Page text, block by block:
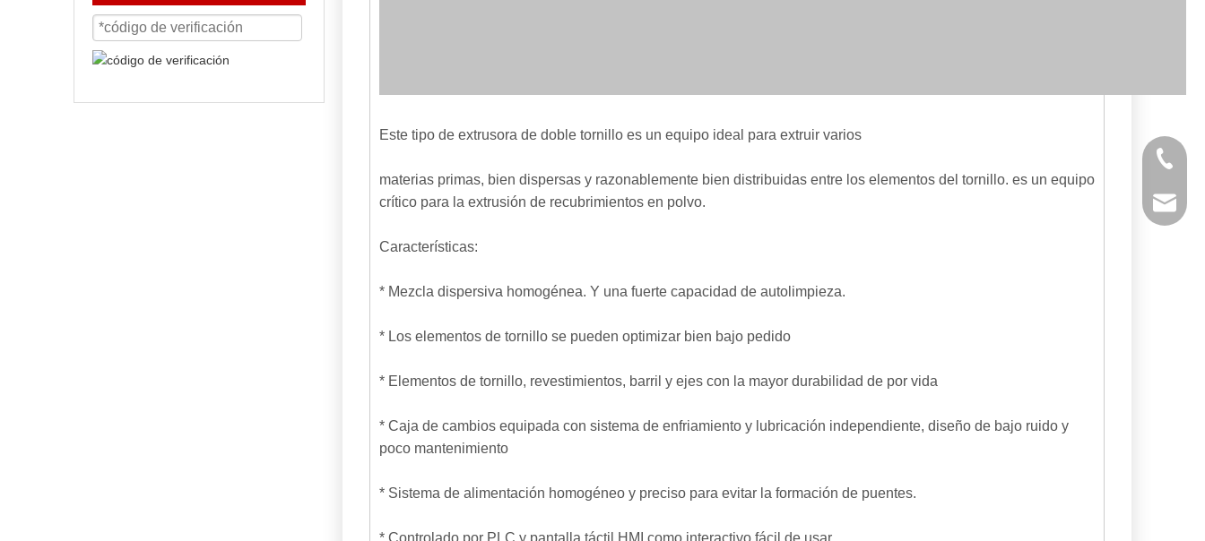
Este tipo de extrusora de doble tornillo es un equipo ideal para extruir varios
materias primas, bien dispersas y razonablemente bien distribuidas entre los elementos del tornillo. es un equipo
crítico para la extrusión de recubrimientos en polvo.
Características:
* Mezcla dispersiva homogénea. Y una fuerte capacidad de autolimpieza.
* Los elementos de tornillo se pueden optimizar bien bajo pedido
* Elementos de tornillo, revestimientos, barril y ejes con la mayor durabilidad de por vida
* Caja de cambios equipada con sistema de enfriamiento y lubricación independiente, diseño de bajo ruido y
poco mantenimiento
* Sistema de alimentación homogéneo y preciso para evitar la formación de puentes.
* Controlado por PLC y pantalla táctil HMI como interactivo fácil de usar
+ 86-